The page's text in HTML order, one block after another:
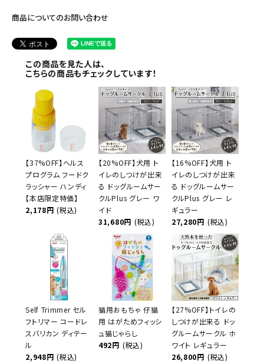
商品についてのお問い合わせ
この商品を見た人は、
こちらの商品もチェックしています！
【37%OFF】ヘルス
プログラム フードク
ラッシャー ハンディ
【本店限定特価】
2,178円 (税込)
【20%OFF】犬用 ト
イレのしつけが出来
る ドッグルームサー
クルPlus グレー ワ
イド
31,680円 (税込)
【16%OFF】犬用 ト
イレのしつけが出来
る ドッグルームサー
クルPlus グレー レ
ギュラー
27,280円 (税込)
Self Trimmer セル
フトリマー コードレ
スバリカン ディテー
ル
2,948円 (税込)
猫用おもちゃ 仔猫
用 はがためフィッシ
ュ猫じゃらし
492円 (税込)
【27%OFF】トイレの
しつけが出来る ドッ
グルームサークル ホ
ワイト レギュラー
26,800円 (税込)